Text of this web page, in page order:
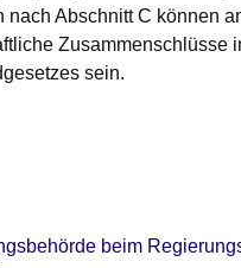
nach Abschnitt C können
Zusammenschlüsse
sein.
beim
einem neuen Fenster